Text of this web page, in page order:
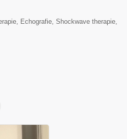
Echografie, Shockwave therapie,